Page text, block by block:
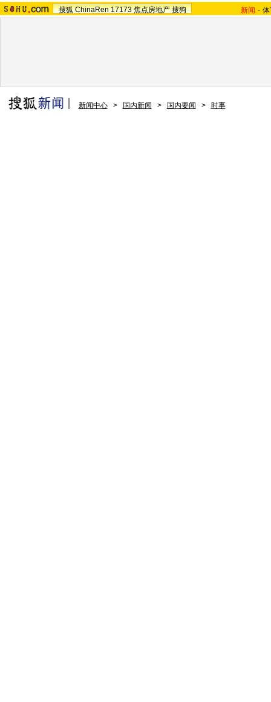
搜狐 ChinaRen 17173 焦点房地产 搜狗 新闻 -
新闻中心 > 国内新闻 > 国内要闻 > 时事